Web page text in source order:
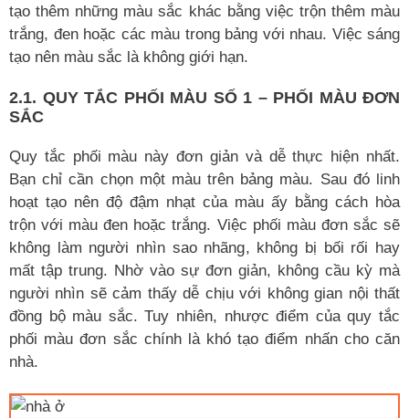
tạo thêm những màu sắc khác bằng việc trộn thêm màu
trắng, đen hoặc các màu trong bảng với nhau. Việc sáng
tạo nên màu sắc là không giới hạn.
2.1. QUY TẮC PHỐI MÀU SỐ 1 – PHỐI MÀU ĐƠN
SẮC
Quy tắc phối màu này đơn giản và dễ thực hiện nhất.
Bạn chỉ cần chọn một màu trên bảng màu. Sau đó linh
hoạt tạo nên độ đậm nhạt của màu ấy bằng cách hòa
trộn với màu đen hoặc trắng. Việc phối màu đơn sắc sẽ
không làm người nhìn sao nhãng, không bị bối rối hay
mất tập trung. Nhờ vào sự đơn giản, không cầu kỳ mà
người nhìn sẽ cảm thấy dễ chịu với không gian nội thất
đồng bộ màu sắc. Tuy nhiên, nhược điểm của quy tắc
phối màu đơn sắc chính là khó tạo điểm nhấn cho căn
nhà.